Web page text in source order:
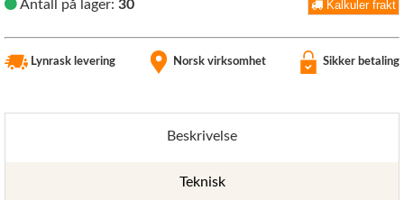
Antall på lager: 30 Kalkuler frakt
Lynrask levering Norsk virksomhet Sikker betaling
Beskrivelse
Teknisk